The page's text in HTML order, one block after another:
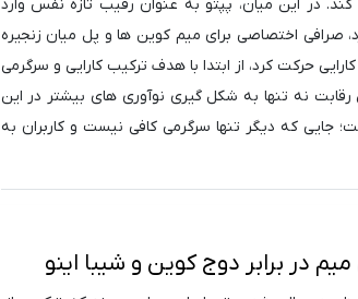
در این میان، پپتو به عنوان رقیب تازه نفس وارد
صرافی اختصاصی برای میم کوین ها و پل میان زنجیره
حرکت کرد، از ابتدا با هدف ترکیب کارایی و سرگرمی
نه تنها به شکل گیری نوآوری های بیشتر در این
جایی که دیگر تنها سرگرمی کافی نیست و کاربران به
در برابر دوج کوین و شیبا اینو